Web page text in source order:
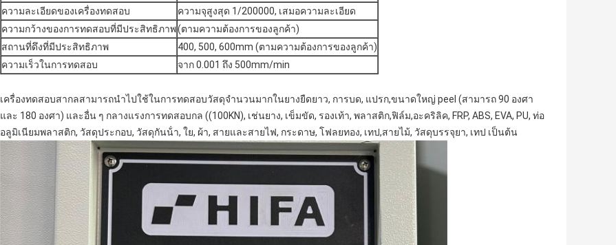
ความละเอียดของเครื่องทดสอบ
ความจุสูงสุด 1/200000, เสมอความละเอียด
ความกว้างของการทดสอบที่มีประสิทธิภาพ(ตามความต้องการของลูกค้า)
สถานที่ดึงที่มีประสิทธิภาพ
400, 500, 600mm (ตามความต้องการของลูกค้า)
ความเร็วในการทดสอบ
จาก 0.001 ถึง 500mm/min
เครื่องทดสอบสากลสามารถนําไปใช้ในการทดสอบวัสดุจํานวนมากในยางยืดยาว, การบด, แปรก,ขนาดใหญ่ peel (สามารถ 90 องศา
และ 180 องศา) และอื่น ๆ กลางแรงการทดสอบกล ((100KN), เช่นยาง, เข็มขัด, รองเท้า, พลาสติก,ฟิล์ม,อะคริลิค, FRP, ABS, EVA, PU, ท่อ
อลูมิเนียมพลาสติก, วัสดุประกอบ, วัสดุกันน้ํา, ใย, ผ้า, สายและสายไฟ, กระดาษ, โฟลยทอง, เทป,สายไม้, วัสดุบรรจุยา, เทป เป็นต้น